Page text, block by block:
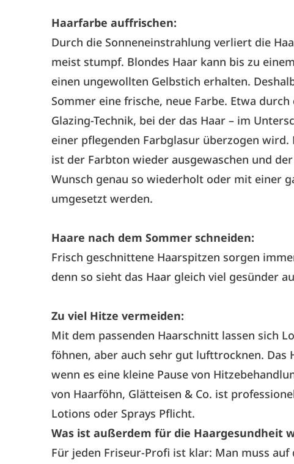
Haarfarbe auffrischen:
Durch die Sonneneinstrahlung verliert die
meist stumpf. Blondes Haar kann bis zu
einen ungewollten Gelbstich erhalten.
Sommer eine frische, neue Farbe. Etwa
Glazing-Technik, bei der das Haar – im
einer pflegenden Farbglasur überzogen wird.
ist der Farbton wieder ausgewaschen und
Wunsch genau so wiederholt oder mit einer
umgesetzt werden.
Haare nach dem Sommer schneiden:
Frisch geschnittene Haarspitzen sorgen
denn so sieht das Haar gleich viel gesünder
Zu viel Hitze vermeiden:
Mit dem passenden Haarschnitt lassen sich
föhnen, aber auch sehr gut lufttrocknen. Das
wenn es eine kleine Pause von
von Haarföhn, Glätteisen & Co. ist
Lotions oder Sprays Pflicht.
Was ist außerdem für die Haargesundheit
Für jeden Friseur-Profi ist klar: Man muss